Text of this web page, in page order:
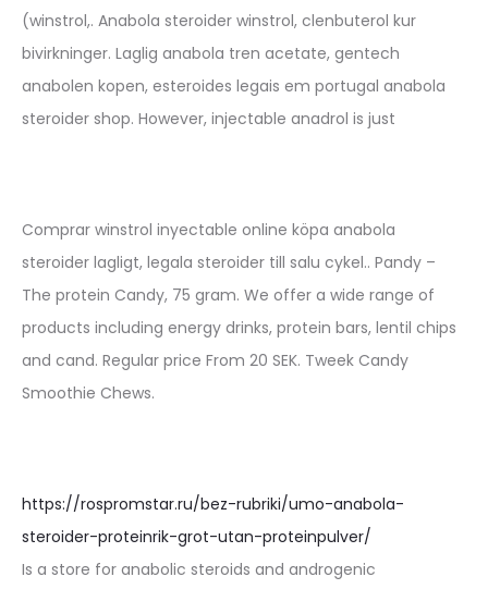
(winstrol,. Anabola steroider winstrol, clenbuterol kur
bivirkninger. Laglig anabola tren acetate, gentech
anabolen kopen, esteroides legais em portugal anabola
steroider shop. However, injectable anadrol is just
Comprar winstrol inyectable online köpa anabola
steroider lagligt, legala steroider till salu cykel.. Pandy –
The protein Candy, 75 gram. We offer a wide range of
products including energy drinks, protein bars, lentil chips
and cand. Regular price From 20 SEK. Tweek Candy
Smoothie Chews.
https://rospromstar.ru/bez-rubriki/umo-anabola-
steroider-proteinrik-grot-utan-proteinpulver/
Is a store for anabolic steroids and androgenic